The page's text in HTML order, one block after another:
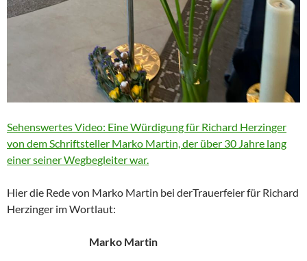
Sehenswertes Video: Eine Würdigung für Richard Herzinger
von dem Schriftsteller Marko Martin, der über 30 Jahre lang
einer seiner Wegbegleiter war.
Hier die Rede von Marko Martin bei derTrauerfeier für Richard
Herzinger im Wortlaut:
Marko Martin